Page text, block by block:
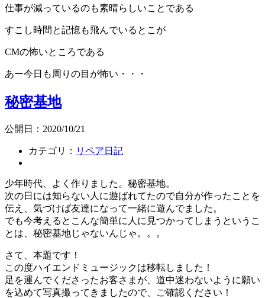
仕事が減っているのも素晴らしいことである
すこし時間と記憶も飛んでいるとこが
CMの怖いところである
あー今日も周りの目が怖い・・・
秘密基地
公開日：2020/10/21
カテゴリ： リペア日記
少年時代、よく作りました。秘密基地。
次の日には知らない人に遊ばれてたので自分が作ったことを
伝え、気づけば友達になって一緒に遊んでました。
でも今考えるとこんな簡単に人に見つかってしまうというこ
とは、秘密基地じゃないんじゃ。。。
さて、本題です！
この度ハイエンドミュージックは移転しました！
足を運んでくださったお客さまが、道中迷わないように願い
を込めて写真撮ってきましたので、ご確認ください！